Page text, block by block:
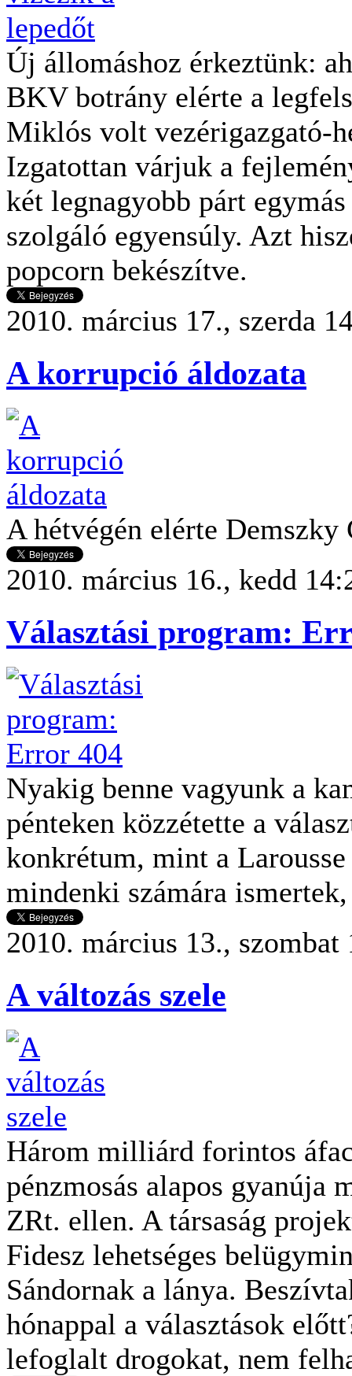
Új állomáshoz érkeztünk:
BKV botrány elérte a
Miklós volt vezérigazgató-
Izgatottan várjuk a
két legnagyobb párt
szolgáló egyensúly. Azt
popcorn bekészítve.
2010. március 17., szerda
A korrupció áldozata
A hétvégén elérte
2010. március 16., kedd
Választási program:
Nyakig benne vagyunk a
pénteken közzétette a
konkrétum, mint a
mindenki számára
2010. március 13., szombat
A változás szele
Három milliárd forintos
pénzmosás alapos gyanúja
ZRt. ellen. A társaság
Fidesz lehetséges
Sándornak a lánya.
hónappal a választások
lefoglalt drogokat, nem